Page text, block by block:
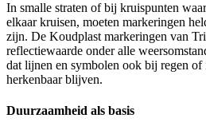
In smalle straten of bij kruispunten
elkaar kruisen, moeten markeringen
zijn. De Koudplast markeringen van
reflectiewaarde onder alle
dat lijnen en symbolen ook bij regen of
herkenbaar blijven.
Duurzaamheid als basis